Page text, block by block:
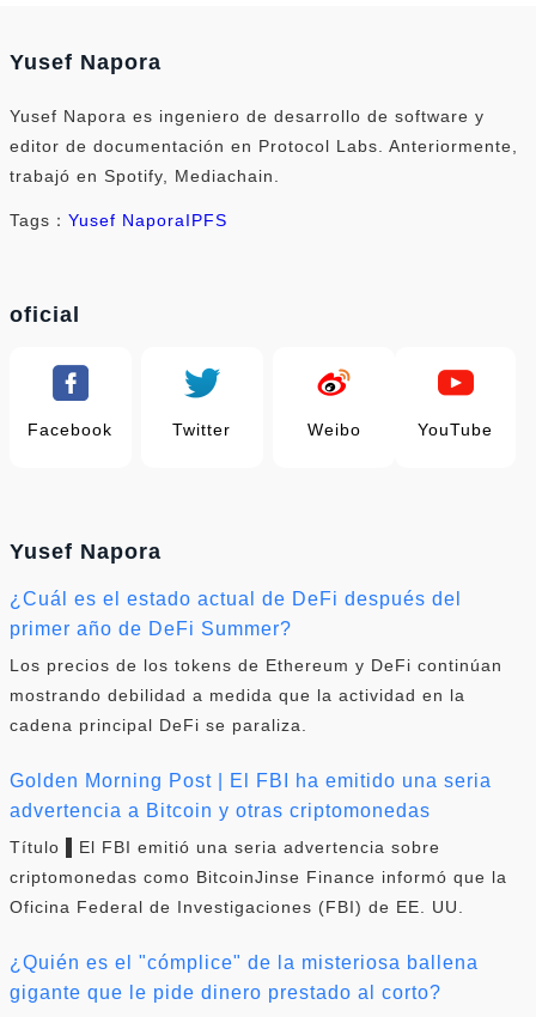
Yusef Napora
Yusef Napora es ingeniero de desarrollo de software y
editor de documentación en Protocol Labs. Anteriormente,
trabajó en Spotify, Mediachain.
Tags： Yusef NaporaIPFS
oficial
Facebook Twitter Weibo YouTube
Yusef Napora
¿Cuál es el estado actual de DeFi después del
primer año de DeFi Summer?
Los precios de los tokens de Ethereum y DeFi continúan
mostrando debilidad a medida que la actividad en la
cadena principal DeFi se paraliza.
Golden Morning Post | El FBI ha emitido una seria
advertencia a Bitcoin y otras criptomonedas
Título ▌El FBI emitió una seria advertencia sobre
criptomonedas como BitcoinJinse Finance informó que la
Oficina Federal de Investigaciones (FBI) de EE. UU.
¿Quién es el "cómplice" de la misteriosa ballena
gigante que le pide dinero prestado al corto?